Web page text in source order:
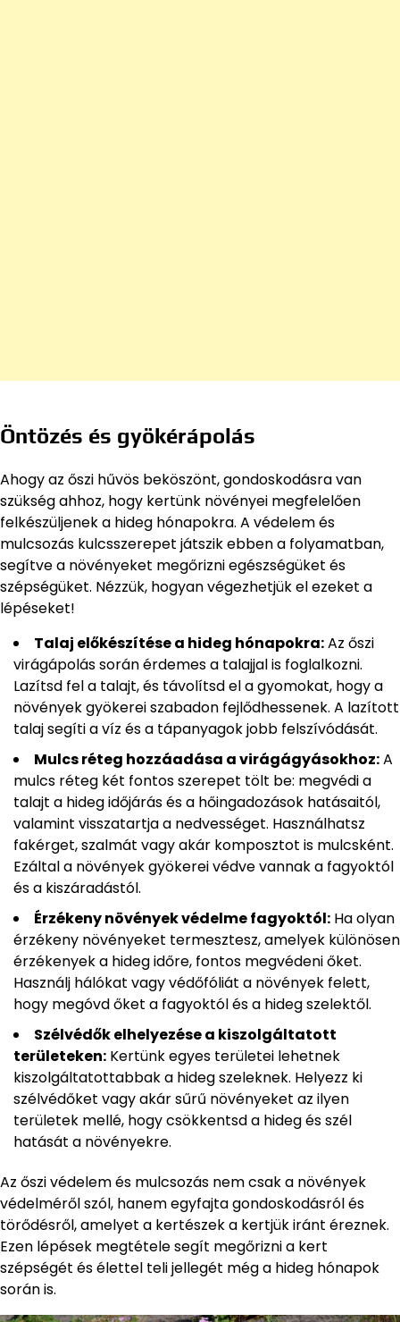
Öntözés és gyökérápolás
Ahogy az őszi hűvös beköszönt, gondoskodásra van
szükség ahhoz, hogy kertünk növényei megfelelően
felkészüljenek a hideg hónapokra. A védelem és
mulcsozás kulcsszerepet játszik ebben a folyamatban,
segítve a növényeket megőrizni egészségüket és
szépségüket. Nézzük, hogyan végezhetjük el ezeket a
lépéseket!
Talaj előkészítése a hideg hónapokra:Az őszi
virágápolás során érdemes a talajjal is foglalkozni.
Lazítsd fel a talajt, és távolítsd el a gyomokat, hogy a
növények gyökerei szabadon fejlődhessenek. A lazított
talaj segíti a víz és a tápanyagok jobb felszívódását.
Mulcs réteg hozzáadása a virágágyásokhoz:A
mulcs réteg két fontos szerepet tölt be: megvédi a
talajt a hideg időjárás és a hőingadozások hatásaitól,
valamint visszatartja a nedvességet. Használhatsz
fakérget, szalmát vagy akár komposztot is mulcsként.
Ezáltal a növények gyökerei védve vannak a fagyoktól
és a kiszáradástól.
Érzékeny növények védelme fagyoktól: Ha olyan
érzékeny növényeket termesztesz, amelyek különösen
érzékenyek a hideg időre, fontos megvédeni őket.
Használj hálókat vagy védőfóliát a növények felett,
hogy megóvd őket a fagyoktól és a hideg szelektől.
Szélvédők elhelyezése a kiszolgáltatott
területeken: Kertünk egyes területei lehetnek
kiszolgáltatottabbak a hideg szeleknek. Helyezz ki
szélvédőket vagy akár sűrű növényeket az ilyen
területek mellé, hogy csökkentsd a hideg és szél
hatását a növényekre.
Az őszi védelem és mulcsozás nem csak a növények
védelméről szól, hanem egyfajta gondoskodásról és
törődésről, amelyet a kertészek a kertjük iránt éreznek.
Ezen lépések megtétele segít megőrizni a kert
szépségét és élettel teli jellegét még a hideg hónapok
során is.